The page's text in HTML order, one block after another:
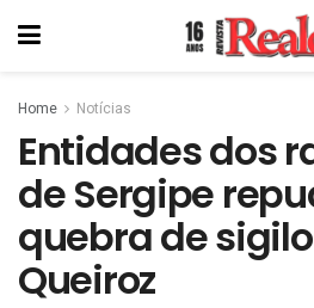
Home Notícias
Entidades dos
de Sergipe
quebra de
Queiroz